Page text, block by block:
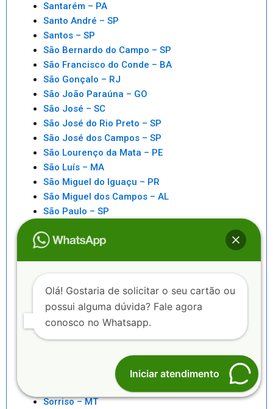
Santarém – PA
Santo André – SP
Santos – SP
São Bernardo do Campo – SP
São Francisco do Conde – BA
São Gonçalo – RJ
São João Paraúna – GO
São José – SC
São José do Rio Preto – SP
São José dos Campos – SP
São Lourenço da Mata – PE
São Luís – MA
São Miguel do Iguaçu – PR
São Miguel dos Campos – AL
São Paulo – SP
São Sebastiao – SP
Senhor do Bonfim – BA
Serra – ES
Serrinha – BA
Sete Lagoas – MG
Sorriso – MT
Olá! Gostaria de solicitar o seu cartão ou
possui alguma dúvida? Fale agora
conosco no Whatsapp.
Iniciar atendimento